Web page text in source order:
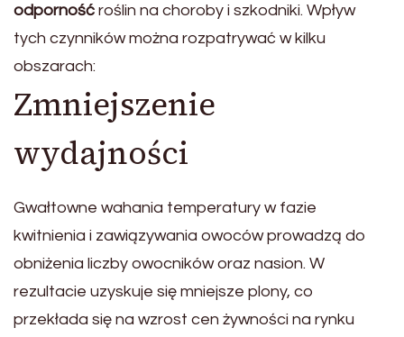
odporność roślin na choroby i szkodniki. Wpływ
tych czynników można rozpatrywać w kilku
obszarach:
Zmniejszenie
wydajności
Gwałtowne wahania temperatury w fazie
kwitnienia i zawiązywania owoców prowadzą do
obniżenia liczby owocników oraz nasion. W
rezultacie uzyskuje się mniejsze plony, co
przekłada się na wzrost cen żywności na rynku